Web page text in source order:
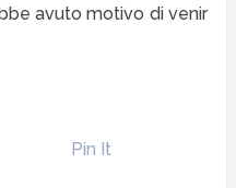
avuto motivo di venir
Pin It